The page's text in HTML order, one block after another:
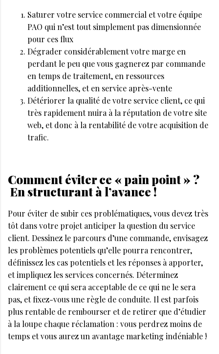
Saturer votre service commercial et votre équipe
PAO qui n’est tout simplement pas dimensionnée
pour ces flux
Dégrader considérablement votre marge en
perdant le peu que vous gagnerez par commande
en temps de traitement, en ressources
additionnelles, et en service après-vente
Détériorer la qualité de votre service client, ce qui
très rapidement nuira à la réputation de votre site
web, et donc à la rentabilité de votre acquisition de
trafic.
Comment éviter ce « pain point » ?
En structurant à l’avance !
Pour éviter de subir ces problématiques, vous devez très
tôt dans votre projet anticiper la question du service
client. Dessinez le parcours d’une commande, envisagez
les problèmes potentiels qu’elle pourra rencontrer,
définissez les cas potentiels et les réponses à apporter,
et impliquez les services concernés. Déterminez
clairement ce qui sera acceptable de ce qui ne le sera
pas, et fixez-vous une règle de conduite. Il est parfois
plus rentable de rembourser et de retirer que d’étudier
à la loupe chaque réclamation : vous perdrez moins de
temps et vous aurez un avantage marketing indéniable !